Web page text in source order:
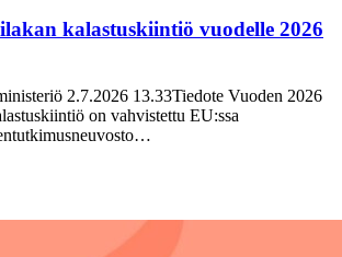
kalastuskiintiö vuodelle 2026
2.7.2026 13.33Tiedote Vuoden 2026
on vahvistettu EU:ssa